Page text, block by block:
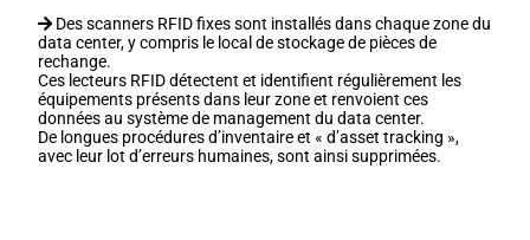
Des scanners RFID fixes sont installés dans chaque zone du
data center, y compris le local de stockage de pièces de
rechange.
Ces lecteurs RFID détectent et identifient régulièrement les
équipements présents dans leur zone et renvoient ces
données au système de management du data center.
De longues procédures d’inventaire et « d’asset tracking »,
avec leur lot d’erreurs humaines, sont ainsi supprimées.